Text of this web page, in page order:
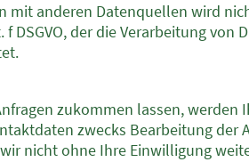
mit anderen Datenquellen wird
DSGVO, der die Verarbeitung von
zukommen lassen,
zwecks Bearbeitung der
nicht ohne Ihre Einwilligung